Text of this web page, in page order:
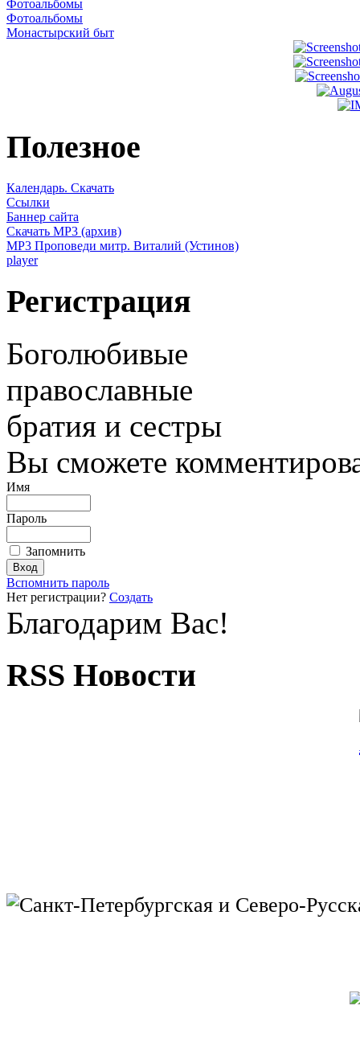
Фотоальбомы
Фотоальбомы
Монастырский быт
Полезное
Календарь. Скачать
Ссылки
Баннер сайта
Скачать MP3 (архив)
MP3 Проповеди митр. Виталий (Устинов)
player
Регистрация
Боголюбивые
православные
братия и сестры
Вы сможете
Имя
Пароль
Запомнить
Вспомнить пароль
Нет регистрации? Создать
Благодарим Вас!
RSS Новости